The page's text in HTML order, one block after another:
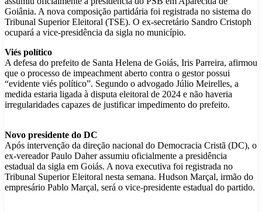
Goiânia. A nova composição partidária foi registrada no sistema do
Tribunal Superior Eleitoral (TSE). O ex-secretário Sandro Cristoph
ocupará a vice-presidência da sigla no município.
Viés político
A defesa do prefeito de Santa Helena de Goiás, Iris Parreira, afirmou
que o processo de impeachment aberto contra o gestor possui
“evidente viés político”. Segundo o advogado Júlio Meirelles, a
medida estaria ligada à disputa eleitoral de 2024 e não haveria
irregularidades capazes de justificar impedimento do prefeito.
Novo presidente do DC
Após intervenção da direção nacional do Democracia Cristã (DC), o
ex-vereador Paulo Daher assumiu oficialmente a presidência
estadual da sigla em Goiás. A nova executiva foi registrada no
Tribunal Superior Eleitoral nesta semana. Hudson Marçal, irmão do
empresário Pablo Marçal, será o vice-presidente estadual do partido.